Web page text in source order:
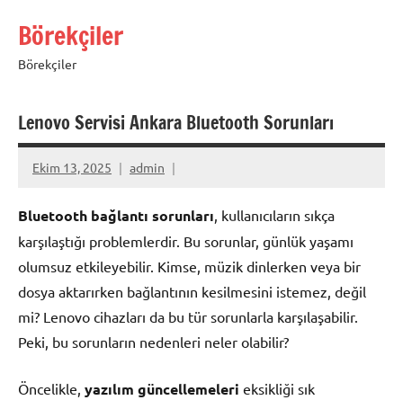
Börekçiler
Börekçiler
Lenovo Servisi Ankara Bluetooth Sorunları
Ekim 13, 2025 admin
Bluetooth bağlantı sorunları, kullanıcıların sıkça
karşılaştığı problemlerdir. Bu sorunlar, günlük yaşamı
olumsuz etkileyebilir. Kimse, müzik dinlerken veya bir
dosya aktarırken bağlantının kesilmesini istemez, değil
mi? Lenovo cihazları da bu tür sorunlarla karşılaşabilir.
Peki, bu sorunların nedenleri neler olabilir?
Öncelikle, yazılım güncellemeleri eksikliği sık